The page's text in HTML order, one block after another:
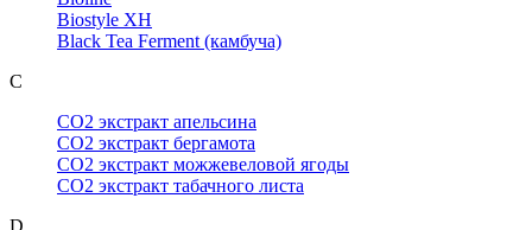
Biostyle XH
Black Tea Ferment (камбуча)
C
CO2 экстракт апельсина
CO2 экстракт бергамота
CO2 экстракт можжевеловой ягоды
CO2 экстракт табачного листа
D